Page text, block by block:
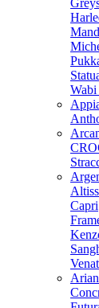
Wabi
Capri